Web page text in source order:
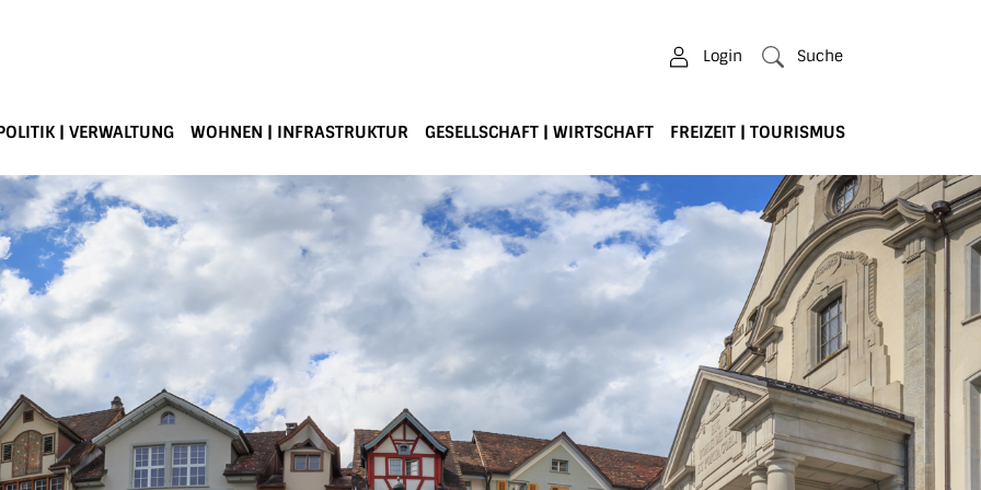
Login Suche
| VERWALTUNG WOHNEN | INFRASTRUKTUR GESELLSCHAFT | WIRTSCHAFT FREIZEIT | TOURISMUS